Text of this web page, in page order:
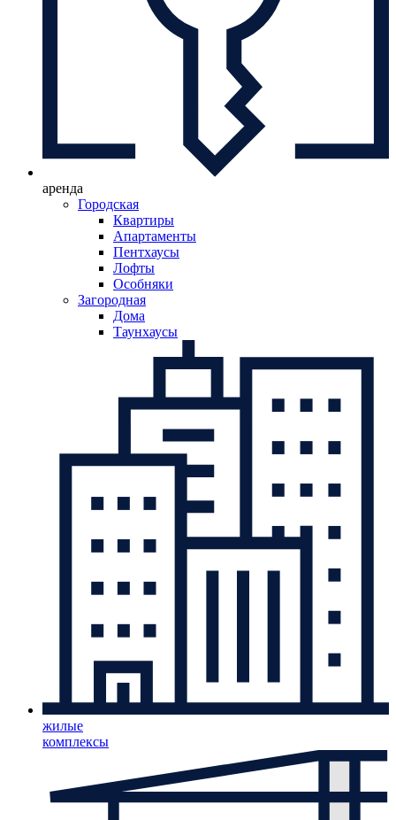
аренда
Городская
Квартиры
Апартаменты
Пентхаусы
Лофты
Особняки
Загородная
Дома
Таунхаусы
жилые
комплексы